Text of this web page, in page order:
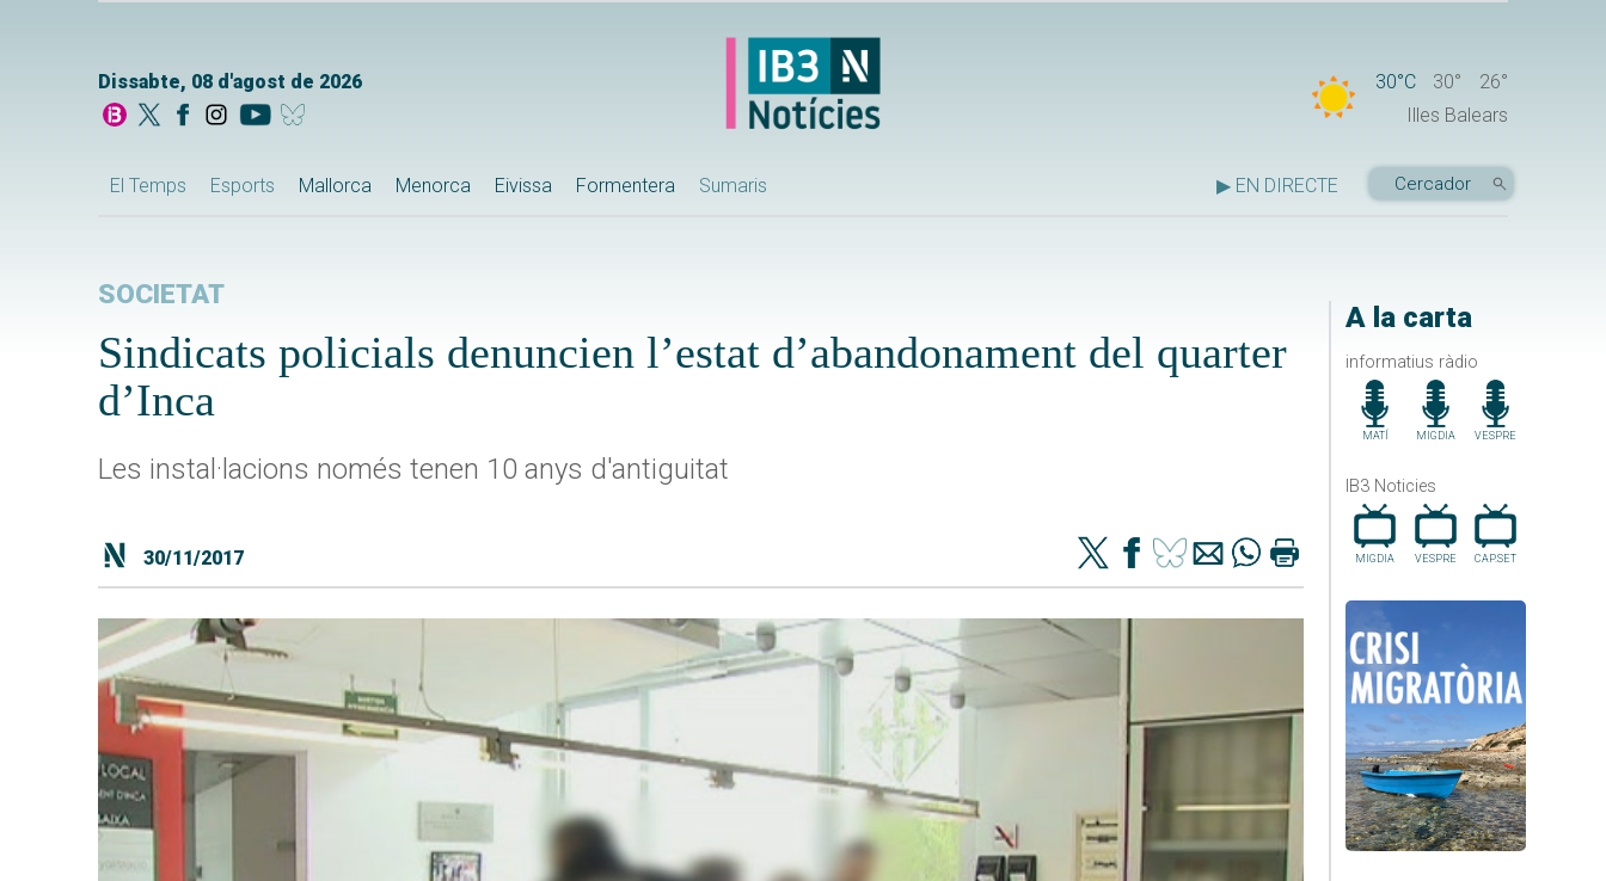
Dissabte, 08 d'agost de 2026 30°C 30°
26°
Illes Balears
El Temps Esports Mallorca Menorca Eivissa Formentera Sumaris ▶ EN DIRECTE
A la carta
informatius ràdio
MATÍ MIGDIA VESPRE
IB3 Noticies
MIGDIA VESPRE CAP.SET
SOCIETAT
Sindicats policials denuncien l’estat d’abandonament del quarter
d’Inca
Les instal·lacions només tenen 10 anys d'antiguitat
30/11/2017